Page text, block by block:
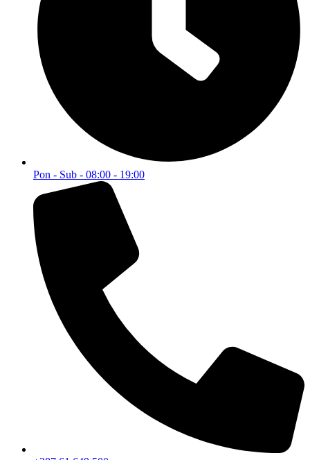
Brzi linkovi
Početna
O nama
Svi proizvodi
Kontakt
Kategorije
Akcije i popusti
Alati i mašine
Dom i enterijer
Građevinska oprema
Postanite član Bilten Kluba i budite obaviješteni o MEGA
popustima.
Postani član
© 2025 WEBMARKET | Sva prava rezervisana.
Politika privatnosti
Pravila i uslovi korištenja
Vaša korpa je praznaVrati se u trgovinu